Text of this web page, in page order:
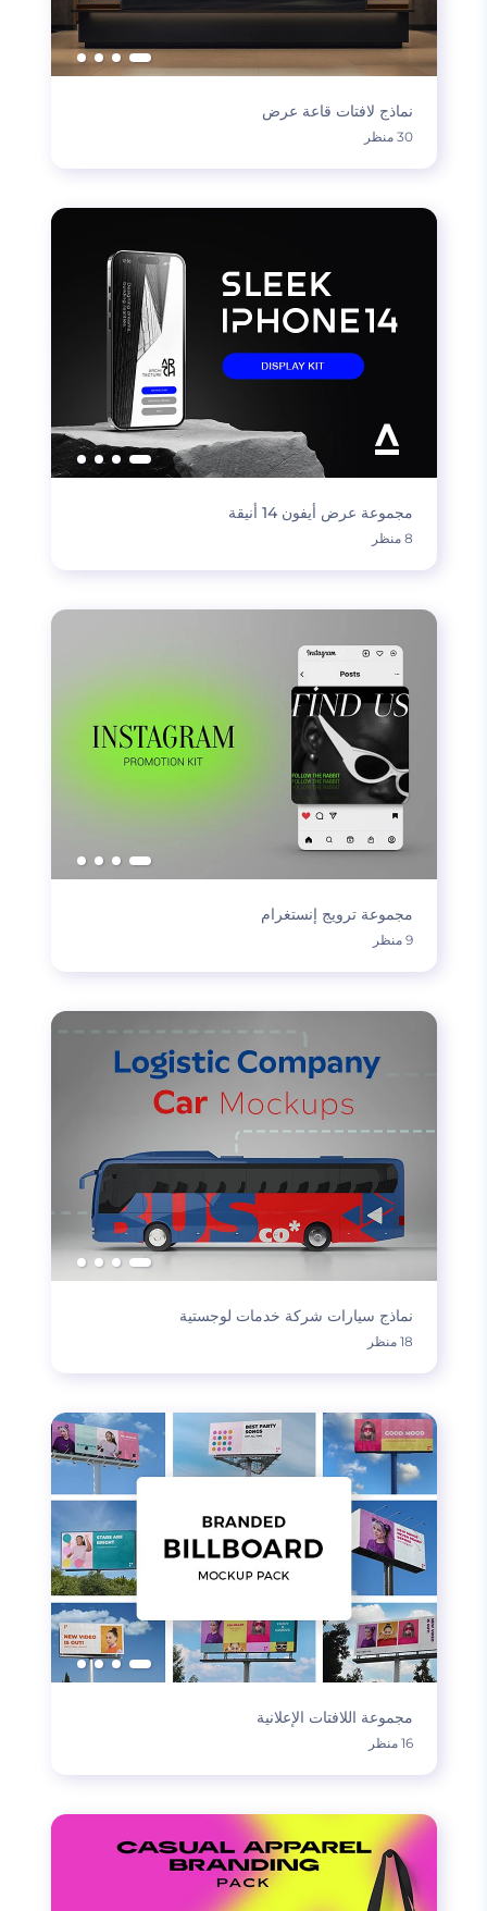
نماذج لافتات قاعة عرض
30 منظر
مجموعة عرض أيفون 14 أنيقة
8 منظر
مجموعة ترويج إنستغرام
9 منظر
نماذج سيارات شركة خدمات لوجستية
18 منظر
مجموعة اللافتات الإعلانية
16 منظر